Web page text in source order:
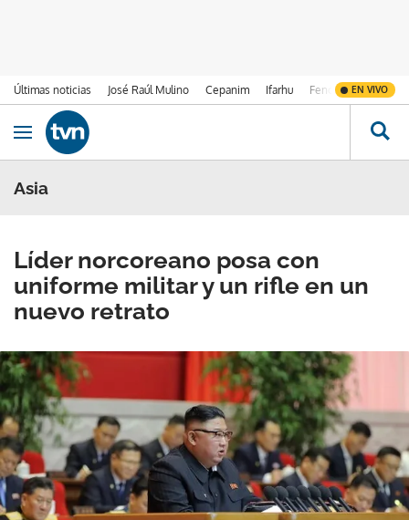
Últimas noticias José Raúl Mulino Cepanim Ifarhu Fenómeno de El
EN VIVO
Ir al contenido
Obrir navegació
Asia
Líder norcoreano posa con
uniforme militar y un rifle en un
nuevo retrato